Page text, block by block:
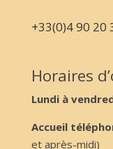
+33(0)4 90 20
Horaires
Lundi à
Accueil
et après-midi)